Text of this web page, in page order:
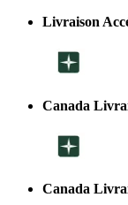
Livraison
Canada
Canada